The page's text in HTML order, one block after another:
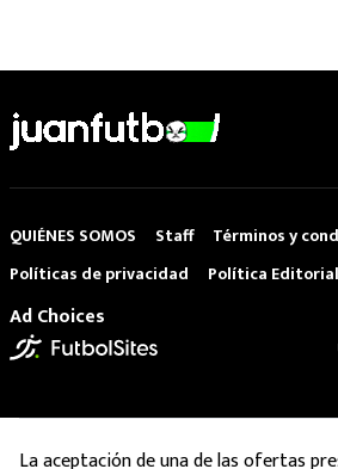
QUIÉNES SOMOS Staff
Términos y
Políticas de privacidad
Política Editorial
Ad Choices
La aceptación de una de las ofertas